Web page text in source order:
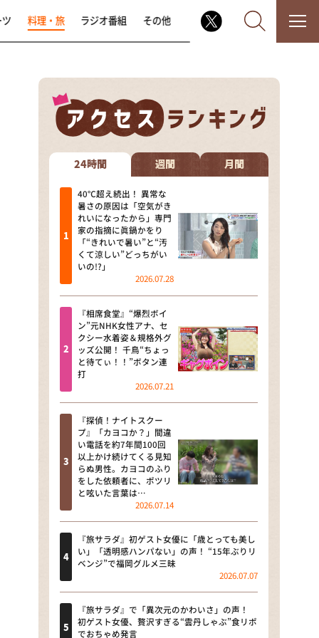
なるみ・岡村の過ぎるTV
相席食堂
これ余談なんですけど・・・
～人生密着トークバラエティ！
～ やすとものいたって真剣です
探偵！ナイトスクープ
news おかえり
河合＆A.B.C-Z塚田×福井アナ
「なんでやねん！？」（news お
かえり）
DAIGOも台所 ～きょうの献立 何
にする？～
本日はダイアンなり！シーズン２
朝だ！生です旅サラダ
教えて！ニュースライブ 正義の
ミカタ
ＬＩＦＥ～夢のカタチ～
新婚さんいらっしゃい！
ザキ山小屋本館
料理・旅 ラジオ番組 その他
24時間 週間 月間
40℃超え続出！ 異常な
暑さの原因は「空気がき
れいになったから」専門
家の指摘に眞鍋かをり
「“きれいで暑い”と“汚
くて涼しい”どっちがい
いの!?」
2026.07.28
『相席食堂』“爆烈ボイ
ン”元NHK女性アナ、セ
クシー水着姿＆規格外グ
ッズ公開！ 千鳥“ちょっ
と待てぃ！！”ボタン連
打
2026.07.21
『探偵！ナイトスクー
プ』「カヨコか？」間違
い電話を約7年間100回
以上かけ続けてくる見知
らぬ男性。カヨコのふり
をした依頼者に、ポツリ
と呟いた言葉は…
2026.07.14
『旅サラダ』初ゲスト女優に「歳とっても美し
い」「透明感ハンパない」の声！ “15年ぶりリ
ベンジ”で福岡グルメ三昧
2026.07.07
『旅サラダ』で「異次元のかわいさ」の声！
初ゲスト女優、贅沢すぎる“雲丹しゃぶ”食リポ
でおちゃめ発言